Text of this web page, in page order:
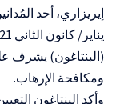
(البنتاغون) يشرف
ومكافحة الإرهاب.
وأكد البنتاغون